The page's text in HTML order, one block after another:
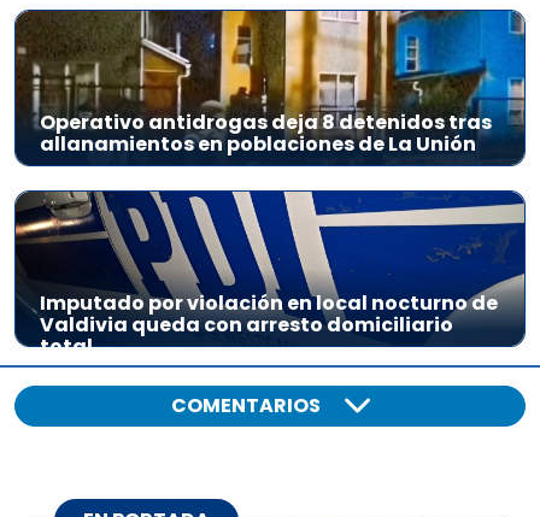
Operativo antidrogas deja 8 detenidos tras
allanamientos en poblaciones de La Unión
Imputado por violación en local nocturno de
Valdivia queda con arresto domiciliario
total
COMENTARIOS